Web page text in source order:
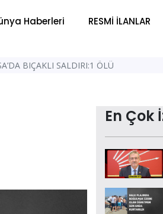
Haberleri RESMİ İLANLAR
BIÇAKLI SALDIRI:1 ÖLÜ
En Çok